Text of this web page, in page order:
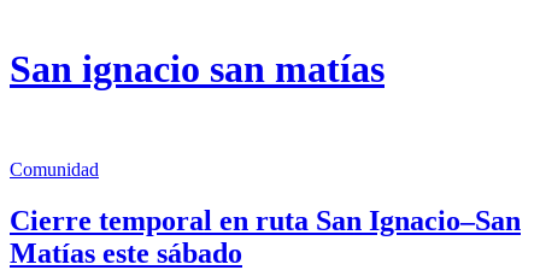
San ignacio san matías
Comunidad
Cierre temporal en ruta San Ignacio–San
Matías este sábado